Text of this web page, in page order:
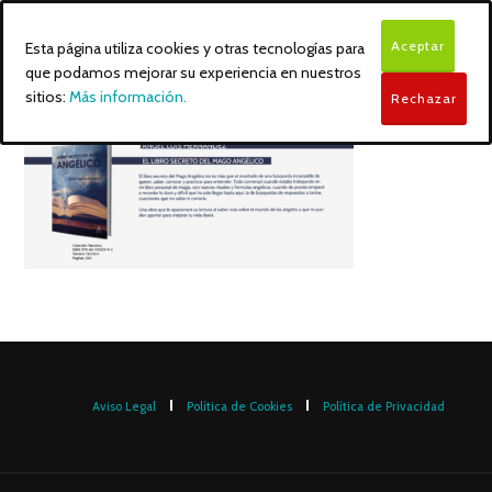
Aviso Legal Política de Cookies Política de Privacidad
Esta página utiliza cookies y otras tecnologías para
que podamos mejorar su experiencia en nuestros
sitios: Más información.
Aceptar
Rechazar